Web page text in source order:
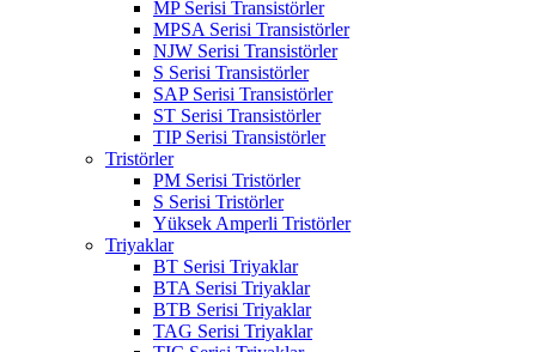
MP Serisi Transistörler
MPSA Serisi Transistörler
NJW Serisi Transistörler
S Serisi Transistörler
SAP Serisi Transistörler
ST Serisi Transistörler
TIP Serisi Transistörler
Tristörler
PM Serisi Tristörler
S Serisi Tristörler
Yüksek Amperli Tristörler
Triyaklar
BT Serisi Triyaklar
BTA Serisi Triyaklar
BTB Serisi Triyaklar
TAG Serisi Triyaklar